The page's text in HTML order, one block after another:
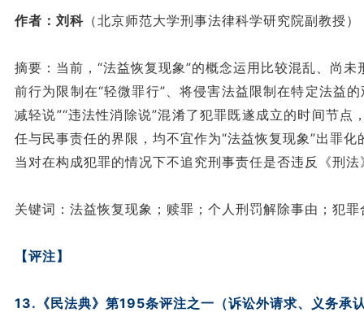
作者：刘科 （北京师范大学刑事法律科学研究院副教授）
摘要：当前，“法益恢复现象”的概念运用比较混乱、尚
前行为限制在“轻微罪行”、将侵害法益限制在特定法益
减轻说”“违法性消除说”混淆了犯罪既遂成立的时间节
任与民事责任的界限，均不宜作为“法益恢复现象”出罪
当对在构成犯罪的情况下不追究刑事责任是否违反《刑
关键词：法益恢复现象；赎罪；个人刑罚解除事由；犯
【评注】
13.《民法典》第195条评注之一（诉讼外请求、义务承